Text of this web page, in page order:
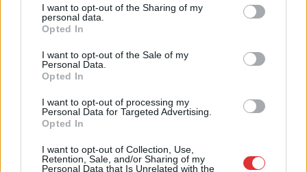
not limited to your visit or usage behaviour. You may click to
grant or deny consent to Google and its third-party tags to
use your data for below specified purposes in below Google
consent section.
I want to opt-out of the Sharing of my
personal data.
Opted In
I want to opt-out of the Sale of my
Personal Data.
Opted In
I want to opt-out of processing my
Personal Data for Targeted Advertising.
Opted In
I want to opt-out of Collection, Use,
Retention, Sale, and/or Sharing of my
Personal Data that Is Unrelated with the